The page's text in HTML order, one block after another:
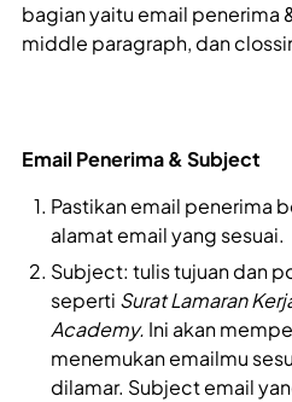
bagian yaitu email penerima
middle paragraph, dan
Email Penerima & Subject
Pastikan email penerima
alamat email yang sesuai.
Subject: tulis tujuan dan
seperti Surat Lamaran
Academy. Ini akan
menemukan emailmu
dilamar. Subject email